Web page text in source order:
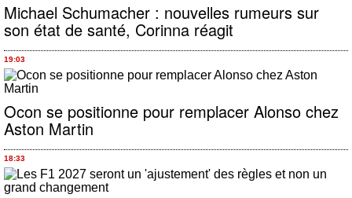
Michael Schumacher : nouvelles rumeurs sur
son état de santé, Corinna réagit
19:03
Ocon se positionne pour remplacer Alonso chez
Aston Martin
18:33